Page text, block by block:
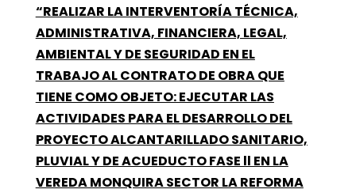
“REALIZAR LA INTERVENTORÍA TÉCNICA,
ADMINISTRATIVA, FINANCIERA, LEGAL,
AMBIENTAL Y DE SEGURIDAD EN EL
TRABAJO AL CONTRATO DE OBRA QUE
TIENE COMO OBJETO: EJECUTAR LAS
ACTIVIDADES PARA EL DESARROLLO DEL
PROYECTO ALCANTARILLADO SANITARIO,
PLUVIAL Y DE ACUEDUCTO FASE ll EN LA
VEREDA MONQUIRA SECTOR LA REFORMA